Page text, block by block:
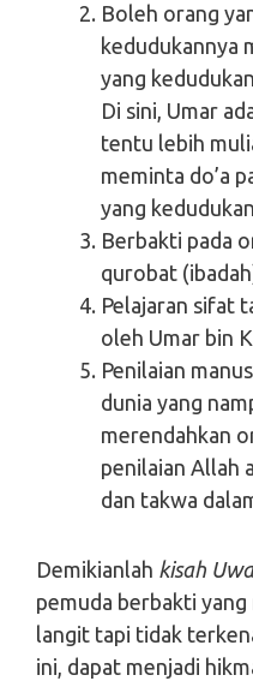
Boleh orang
kedudukannya
yang
Di sini, Umar
tentu lebih
meminta do’a
yang
Berbakti pada
qurobat
Pelajaran sifat
oleh Umar bin
Penilaian
dunia yang
merendahkan
penilaian Allah
dan takwa
Demikianlah kisah
pemuda berbakti
langit tapi tidak
ini, dapat menjadi